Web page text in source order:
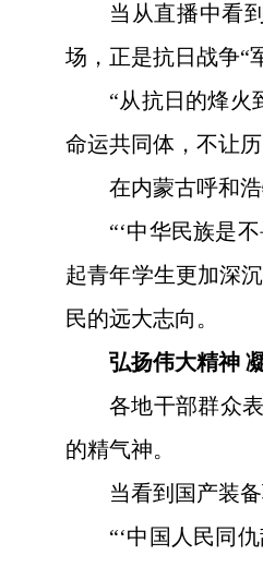
当从直播中看
场，正是抗日战争“
“从抗日的烽火
命运共同体，不让
在内蒙古呼和
“‘中华民族是
起青年学生更加深
民的远大志向。
弘扬伟大精神
各地干部群众
的精气神。
当看到国产装
“‘中国人民同